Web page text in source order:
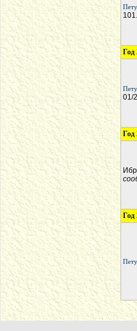
Год
01/
Год
Год